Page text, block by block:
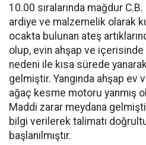
10.00 sıralarında mağdur
ardiye ve malzemelik olarak
ocakta bulunan ateş
olup, evin ahşap ve içerisinde
nedeni ile kısa sürede
gelmiştir. Yangında ahşap ev
ağaç kesme motoru yanmış
Maddi zarar meydana
bilgi verilerek talimatı
başlanılmıştır.